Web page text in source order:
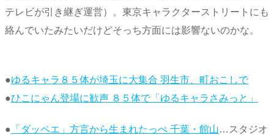
テレビが引き継ぎ運営）。東京キャラクターストリートにも
絡んでいたみたいだけどそっち方面には影響ないのかな。
●ゆるキャラ８５体が埼玉に大集合 羽生市、町おこしで
●ひこにゃん登場に歓声 ８５体で「ゆるキャラさみっと」
● 「ダッペエ」方言から生まれたっぺ 千葉・館山…スタジオ